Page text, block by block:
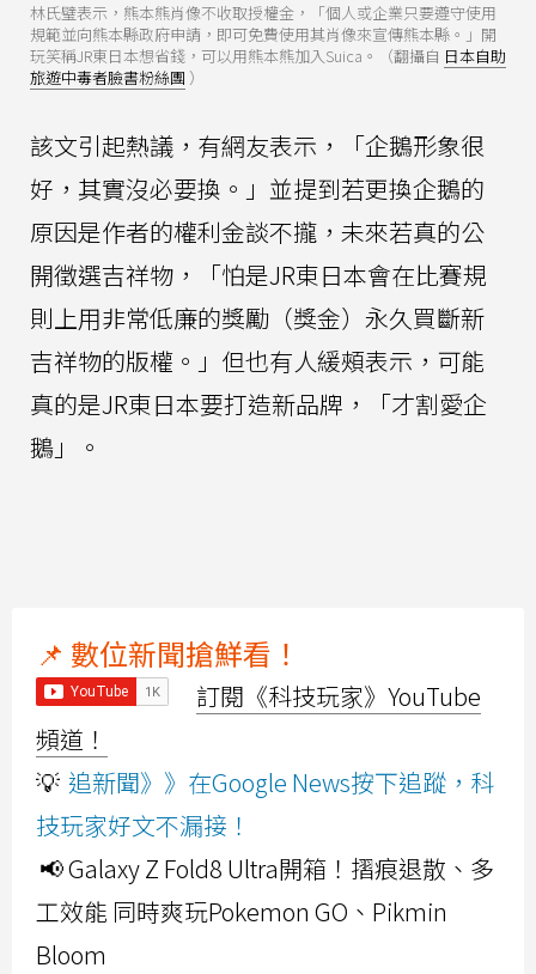
林氏璧表示，熊本熊肖像不收取授權金，「個人或企業只要遵守使用
規範並向熊本縣政府申請，即可免費使用其肖像來宣傳熊本縣。」開
玩笑稱JR東日本想省錢，可以用熊本熊加入Suica。（翻攝自 日本自助
旅遊中毒者臉書粉絲團 ）
該文引起熱議，有網友表示，「企鵝形象很
好，其實沒必要換。」並提到若更換企鵝的
原因是作者的權利金談不攏，未來若真的公
開徵選吉祥物，「怕是JR東日本會在比賽規
則上用非常低廉的獎勵（獎金）永久買斷新
吉祥物的版權。」但也有人緩頰表示，可能
真的是JR東日本要打造新品牌，「才割愛企
鵝」。
📌 數位新聞搶鮮看！
訂閱《科技玩家》YouTube
頻道！
💡 追新聞》》在Google News按下追蹤，科
技玩家好文不漏接！
📢 Galaxy Z Fold8 Ultra開箱！摺痕退散、多
工效能 同時爽玩Pokemon GO、Pikmin
Bloom